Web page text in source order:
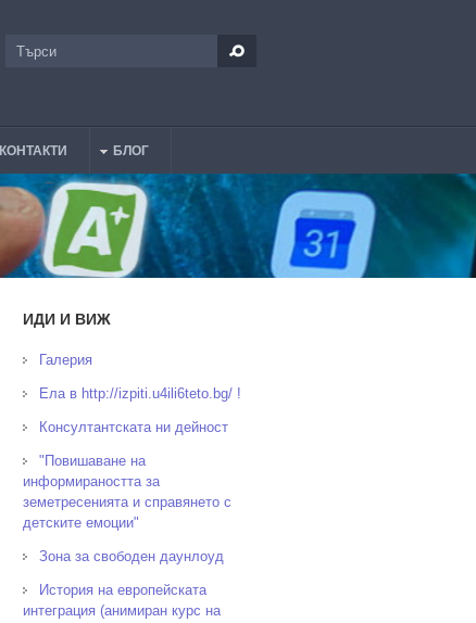
Търси
КОНТАКТИ БЛОГ
ИДИ И ВИЖ
Галерия
Ела в http://izpiti.u4ili6teto.bg/ !
Консултантската ни дейност
"Повишаване на
информираността за
земетресенията и справянето с
детските емоции"
Зона за свободен даунлоуд
История на европейската
интеграция (анимиран курс на